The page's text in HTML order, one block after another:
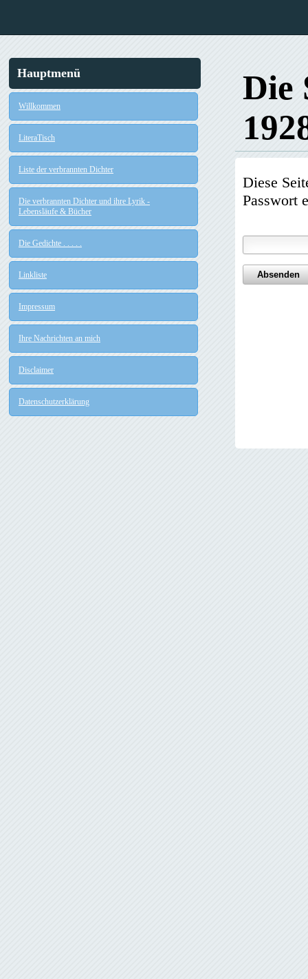
Hauptmenü
Willkommen
LiteraTisch
Liste der verbrannten Dichter
Die verbrannten Dichter und ihre Lyrik -
Lebensläufe & Bücher
Die Gedichte . . . . .
Linkliste
Impressum
Ihre Nachrichten an mich
Disclaimer
Datenschutzerklärung
Die
Diese
Passwort